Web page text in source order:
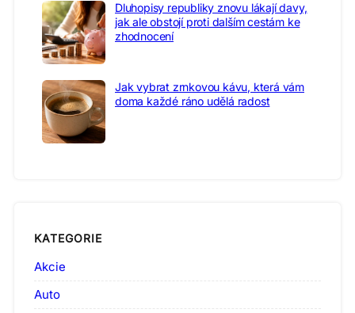
Dluhopisy republiky znovu lákají davy,
jak ale obstojí proti dalším cestám ke
zhodnocení
Jak vybrat zrnkovou kávu, která vám
doma každé ráno udělá radost
KATEGORIE
Akcie
Auto